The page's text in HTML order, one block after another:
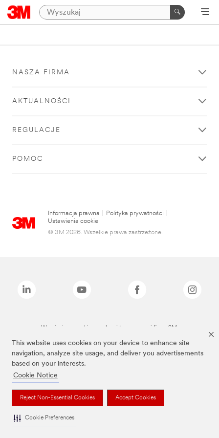
This website uses cookies on your device to enhance site
navigation, analyze site usage, and deliver you advertisements
based on your interests.
Cookie Notice
Reject Non-Essential Cookies Accept Cookies
Cookie Preferences
NASZA FIRMA
AKTUALNOŚCI
REGULACJE
POMOC
Informacja prawna Polityka prywatności
Ustawienia cookie
© 3M 2026. Wszelkie prawa zastrzeżone.
Wymienione marki są znakami towarowymi firmy 3M.